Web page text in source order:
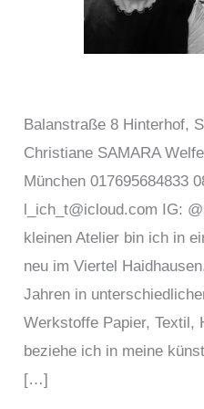
Balanstraße 8 Hinterhof,
Christiane SAMARA
München 017695684833
l_ich_t@icloud.com IG:
kleinen Atelier bin ich in
neu im Viertel
Jahren in
Werkstoffe Papier, Textil,
beziehe ich in meine
[…]